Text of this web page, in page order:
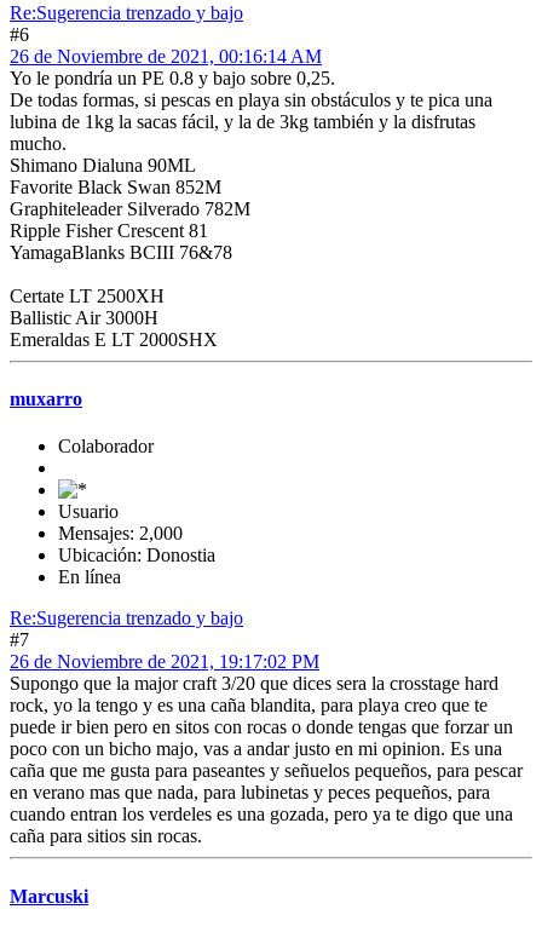
Re:Sugerencia trenzado y bajo
#6
26 de Noviembre de 2021, 00:16:14 AM
Yo le pondría un PE 0.8 y bajo sobre 0,25.
De todas formas, si pescas en playa sin obstáculos y te pica una
lubina de 1kg la sacas fácil, y la de 3kg también y la disfrutas
mucho.
Shimano Dialuna 90ML
Favorite Black Swan 852M
Graphiteleader Silverado 782M
Ripple Fisher Crescent 81
YamagaBlanks BCIII 76&78
Certate LT 2500XH
Ballistic Air 3000H
Emeraldas E LT 2000SHX
muxarro
Colaborador
Usuario
Mensajes: 2,000
Ubicación: Donostia
En línea
Re:Sugerencia trenzado y bajo
#7
26 de Noviembre de 2021, 19:17:02 PM
Supongo que la major craft 3/20 que dices sera la crosstage hard
rock, yo la tengo y es una caña blandita, para playa creo que te
puede ir bien pero en sitos con rocas o donde tengas que forzar un
poco con un bicho majo, vas a andar justo en mi opinion. Es una
caña que me gusta para paseantes y señuelos pequeños, para pescar
en verano mas que nada, para lubinetas y peces pequeños, para
cuando entran los verdeles es una gozada, pero ya te digo que una
caña para sitios sin rocas.
Marcuski